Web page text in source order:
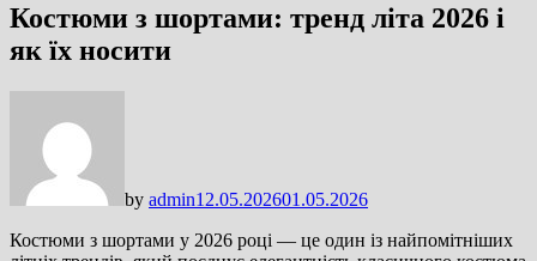
Костюми з шортами: тренд літа 2026 і
як їх носити
by admin12.05.202601.05.2026
Костюми з шортами у 2026 році — це один із найпомітніших